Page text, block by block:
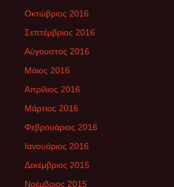
Οκτώβριος 2016
Σεπτέμβριος 2016
Αύγουστος 2016
Μάιος 2016
Απρίλιος 2016
Μάρτιος 2016
Φεβρουάριος 2016
Ιανουάριος 2016
Δεκέμβριος 2015
Νοέμβριος 2015